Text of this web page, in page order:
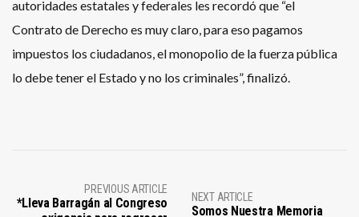
autoridades estatales y federales les recordó que “el
Contrato de Derecho es muy claro, para eso pagamos
impuestos los ciudadanos, el monopolio de la fuerza pública
lo debe tener el Estado y no los criminales”, finalizó.
PREVIOUS ARTICLE
*Lleva Barragán al Congreso
NEXT ARTICLE
Somos Nuestra Memoria